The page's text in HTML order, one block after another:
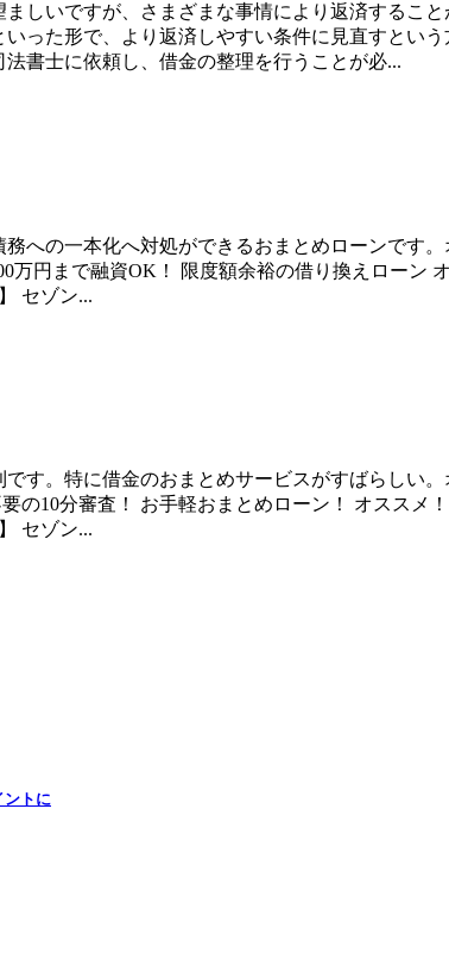
しいですが、さまざまな事情により返済するこ
った形で、より返済しやすい条件に見直すとい
書士に依頼し、借金の整理を行うことが必...
への一本化へ対処ができるおまとめローンです
万円まで融資OK！ 限度額余裕の借り換えロー
セゾン...
す。特に借金のおまとめサービスがすばらしい
の10分審査！ お手軽おまとめローン！ オスス
セゾン...
ントに